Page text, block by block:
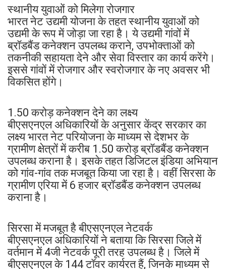
स्थानीय युवाओं को मिलेगा रोजगार
भारत नेट उद्यमी योजना के तहत स्थानीय युवाओं को
उद्यमी के रूप में जोड़ा जा रहा है। ये उद्यमी गांवों में
ब्रॉडबैंड कनेक्शन उपलब्ध कराने, उपभोक्ताओं को
तकनीकी सहायता देने और सेवा विस्तार का कार्य करेंगे।
इससे गांवों में रोजगार और स्वरोजगार के नए अवसर भी
विकसित होंगे।
1.50 करोड़ कनेक्शन देने का लक्ष्य
बीएसएनएल अधिकारियों के अनुसार केंद्र सरकार का
लक्ष्य भारत नेट परियोजना के माध्यम से देशभर के
ग्रामीण क्षेत्रों में करीब 1.50 करोड़ ब्रॉडबैंड कनेक्शन
उपलब्ध कराना है। इसके तहत डिजिटल इंडिया अभियान
को गांव-गांव तक मजबूत किया जा रहा है। वहीं सिरसा के
ग्रामीण एरिया में 6 हजार ब्रॉडबैंड कनेक्शन उपलब्ध
कराना है।
सिरसा में मजबूत है बीएसएनएल नेटवर्क
बीएसएनएल अधिकारियों ने बताया कि सिरसा जिले में
वर्तमान में 4जी नेटवर्क पूरी तरह उपलब्ध है। जिले में
बीएसएनएल के 144 टॉवर कार्यरत हैं, जिनके माध्यम से